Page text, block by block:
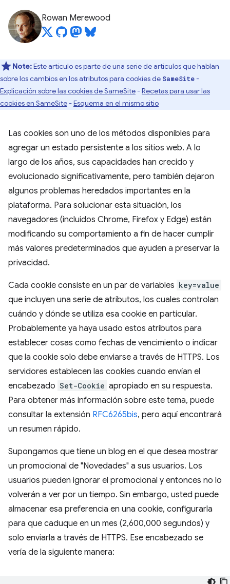
Rowan Merewood
Note:Este artículo es parte de una serie de artículos que hablan
sobre los cambios en los atributos para cookies de SameSite-
Explicación sobre las cookies de SameSite-Recetas para usar las
cookies en SameSite-Esquema en el mismo sitio
Las cookies son uno de los métodos disponibles para
agregar un estado persistente a los sitios web. A lo
largo de los años, sus capacidades han crecido y
evolucionado significativamente, pero también dejaron
algunos problemas heredados importantes en la
plataforma. Para solucionar esta situación, los
navegadores (incluidos Chrome, Firefox y Edge) están
modificando su comportamiento a fin de hacer cumplir
más valores predeterminados que ayuden a preservar la
privacidad.
Cada cookie consiste en un par de variables key=value
que incluyen una serie de atributos, los cuales controlan
cuándo y dónde se utiliza esa cookie en particular.
Probablemente ya haya usado estos atributos para
establecer cosas como fechas de vencimiento o indicar
que la cookie solo debe enviarse a través de HTTPS. Los
servidores establecen las cookies cuando envían el
encabezado Set-Cookie apropiado en su respuesta.
Para obtener más información sobre este tema, puede
consultar la extensión RFC6265bis, pero aquí encontrará
un resumen rápido.
Supongamos que tiene un blog en el que desea mostrar
un promocional de "Novedades" a sus usuarios. Los
usuarios pueden ignorar el promocional y entonces no lo
volverán a ver por un tiempo. Sin embargo, usted puede
almacenar esa preferencia en una cookie, configurarla
para que caduque en un mes (2,600,000 segundos) y
solo enviarla a través de HTTPS. Ese encabezado se
vería de la siguiente manera: